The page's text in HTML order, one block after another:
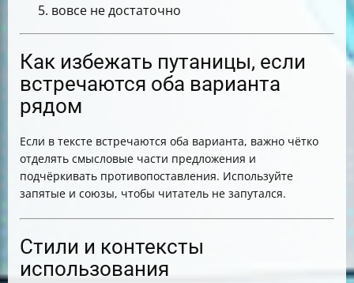
вовсе не достаточно
Как избежать путаницы, если
встречаются оба варианта
рядом
Если в тексте встречаются оба варианта, важно чётко
отделять смысловые части предложения и
подчёркивать противопоставления. Используйте
запятые и союзы, чтобы читатель не запутался.
Стили и контексты
использования